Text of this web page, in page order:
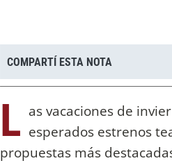
COMPARTÍ ESTA NOTA
L as vacaciones de
esperados estrenos
propuestas más